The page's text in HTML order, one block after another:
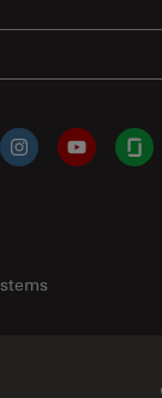
InstagramYouTube